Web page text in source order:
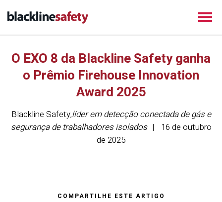
O EXO 8 da Blackline Safety ganha
o Prêmio Firehouse Innovation
Award 2025
Blackline Safety,líder em detecção conectada de gás e
segurança de trabalhadores isolados
16 de outubro
de 2025
COMPARTILHE ESTE ARTIGO